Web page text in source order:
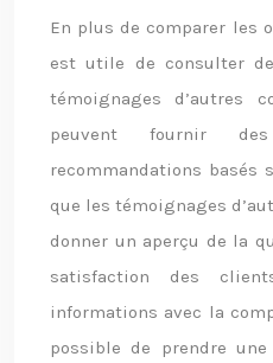
En plus de comparer les
est utile de consulter
témoignages d’autres
peuvent fournir
recommandations basés
que les témoignages
donner un aperçu de la
satisfaction des
informations avec la
possible de prendre